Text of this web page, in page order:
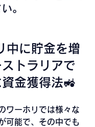
。
中に貯金を増
トラリアで
金獲得法🚜
ワーホリでは様々な
可能で、その中でも